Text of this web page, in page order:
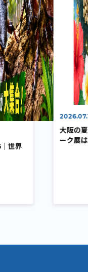
2026.07.17 ATC
大阪の夏休み
ーク展は7月18